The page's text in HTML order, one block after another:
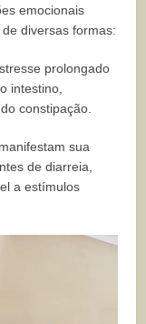
emocionais
diversas formas:
prolongado
intestino,
constipação.
sua
de diarreia,
a estímulos